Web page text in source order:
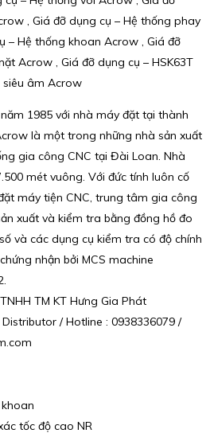
, Giá đỡ dụng cụ – Hệ thống phay
– Hệ thống khoan Acrow , Giá đỡ
Acrow , Giá đỡ dụng cụ – HSK63T
âm Acrow
1985 với nhà máy đặt tại thành
là một trong những nhà sản xuất
gia công CNC tại Đài Loan. Nhà
mét vuông. Với đức tính luôn cố
máy tiện CNC, trung tâm gia công
xuất và kiểm tra bằng đồng hồ đo
và các dụng cụ kiểm tra có độ chính
nhận bởi MCS machine
TM KT Hưng Gia Phát
/ Hotline : 0938336079 /
tốc độ cao NR